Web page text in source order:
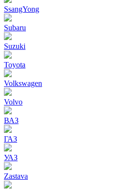
SsangYong
Subaru
Suzuki
Toyota
Volkswagen
Volvo
ВАЗ
ГАЗ
УАЗ
Zastava